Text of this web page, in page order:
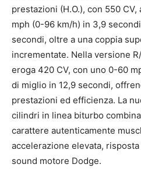
prestazioni (H.O.), con 550
mph (0-96 km/h) in 3,9
secondi, oltre a una coppia
incrementate. Nella versione
eroga 420 CV, con uno 0-60
di miglio in 12,9 secondi,
prestazioni ed efficienza. La
cilindri in linea biturbo
carattere autenticamente
accelerazione elevata,
sound motore Dodge.